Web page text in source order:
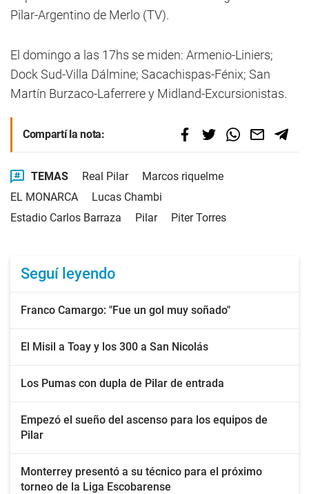
Pilar-Argentino de Merlo (TV).
El domingo a las 17hs se miden: Armenio-Liniers;
Dock Sud-Villa Dálmine; Sacachispas-Fénix; San
Martín Burzaco-Laferrere y Midland-Excursionistas.
Compartí la nota:
TEMAS Real Pilar
Marcos riquelme
EL MONARCA
Lucas Chambi
Estadio Carlos Barraza
Pilar Piter Torres
Seguí leyendo
Franco Camargo: "Fue un gol muy soñado"
El Misil a Toay y los 300 a San Nicolás
Los Pumas con dupla de Pilar de entrada
Empezó el sueño del ascenso para los equipos de
Pilar
Monterrey presentó a su técnico para el próximo
torneo de la Liga Escobarense